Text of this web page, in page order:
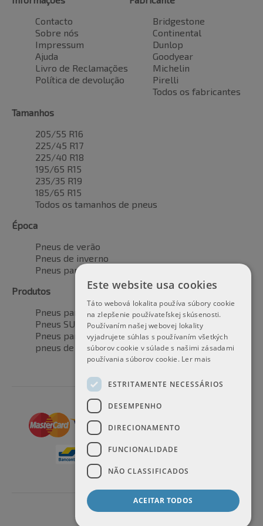
Contacto
Sobre nós
Impressum
Ajuda
Livro de Reclamações
Política de devolução
Bridgestone
Continental
Dunlop
Goodyear
Michelin
Pirelli
Todos os fabricantes
Tamanhos
205/55 R16
225/45 R17
225/40 R18
195/65 R15
235/35 R19
185/65 R15
Todos os tamanhos de pneus
Época
Pneus de verão
Pneus de inverno
Pneus para todas as estações
Produtos
Pneus para automóveis
Pneus SUV / 4x4
Pneus para veículos de transporte
pneus de motocicleta
Este website usa cookies
Táto webová lokalita používa súbory cookie
na zlepšenie používateľskej skúsenosti.
Používaním našej webovej lokality
vyjadrujete súhlas s používaním všetkých
súborov cookie v súlade s našimi zásadami
používania súborov cookie. Ler mais
ESTRITAMENTE NECESSÁRIOS
DESEMPENHO
DIRECIONAMENTO
FUNCIONALIDADE
NÃO CLASSIFICADOS
ACEITAR TODOS